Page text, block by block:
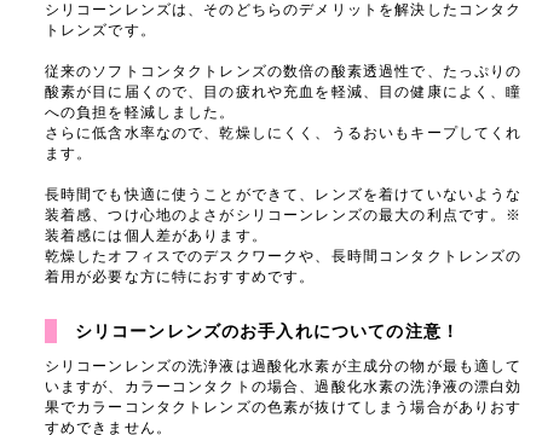
シリコーンレンズは、そのどちらのデメリットを解決したコンタク
トレンズです。
従来のソフトコンタクトレンズの数倍の酸素透過性で、たっぷりの
酸素が目に届くので、目の疲れや充血を軽減、目の健康によく、瞳
への負担を軽減しました。
さらに低含水率なので、乾燥しにくく、うるおいもキープしてくれ
ます。
長時間でも快適に使うことができて、レンズを着けていないような
装着感、つけ心地のよさがシリコーンレンズの最大の利点です。※
装着感には個人差があります。
乾燥したオフィスでのデスクワークや、長時間コンタクトレンズの
着用が必要な方に特におすすめです。
シリコーンレンズのお手入れについての注意！
シリコーンレンズの洗浄液は過酸化水素が主成分の物が最も適して
いますが、カラーコンタクトの場合、過酸化水素の洗浄液の漂白効
果でカラーコンタクトレンズの色素が抜けてしまう場合がありおす
すめできません。